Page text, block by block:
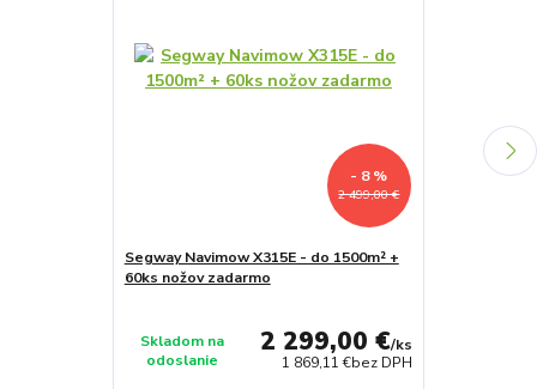
2 499,00 €
- 8 %
Segway Navimow X315E - do 1500m² +
60ks nožov zadarmo
2 299,00 €/ks
1 869,11 €bez DPH
Skladom na
odoslanie